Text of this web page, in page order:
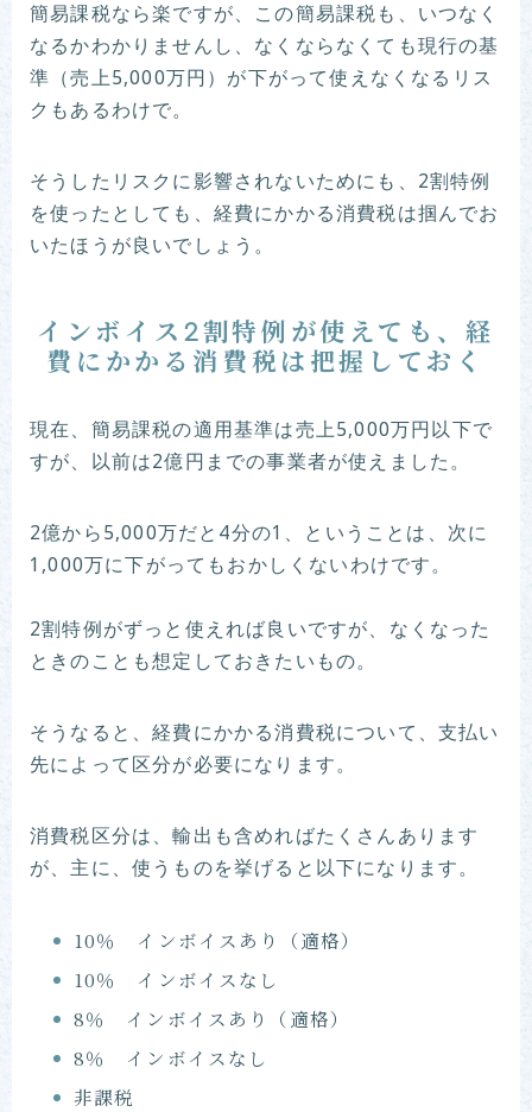
簡易課税なら楽ですが、この簡易課税も、いつなく
なるかわかりませんし、なくならなくても現行の基
準（売上5,000万円）が下がって使えなくなるリス
クもあるわけで。
そうしたリスクに影響されないためにも、2割特例
を使ったとしても、経費にかかる消費税は掴んでお
いたほうが良いでしょう。
インボイス2割特例が使えても、経
費にかかる消費税は把握しておく
現在、簡易課税の適用基準は売上5,000万円以下で
すが、以前は2億円までの事業者が使えました。
2億から5,000万だと4分の1、ということは、次に
1,000万に下がってもおかしくないわけです。
2割特例がずっと使えれば良いですが、なくなった
ときのことも想定しておきたいもの。
そうなると、経費にかかる消費税について、支払い
先によって区分が必要になります。
消費税区分は、輸出も含めればたくさんあります
が、主に、使うものを挙げると以下になります。
10％ インボイスあり（適格）
10％ インボイスなし
8％ インボイスあり（適格）
8％ インボイスなし
非課税